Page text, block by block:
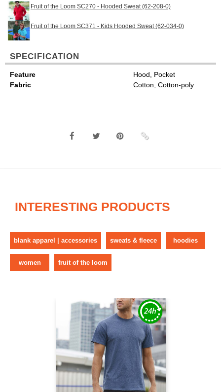
Fruit of the Loom SC270 - Hooded Sweat (62-208-0)
Fruit of the Loom SC371 - Kids Hooded Sweat (62-034-0)
SPECIFICATION
Feature
Hood, Pocket
Fabric
Cotton, Cotton-poly
INTERESTING PRODUCTS
blank apparel | accessories sweats & fleece hoodies
women fruit of the loom